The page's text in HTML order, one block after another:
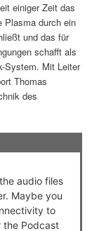
einiger Zeit das
Plasma durch ein
und das für
schafft als
System. Mit Leiter
Thomas
des